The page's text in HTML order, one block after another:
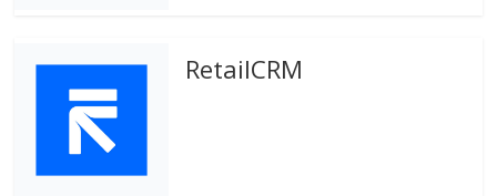
RetailCRM